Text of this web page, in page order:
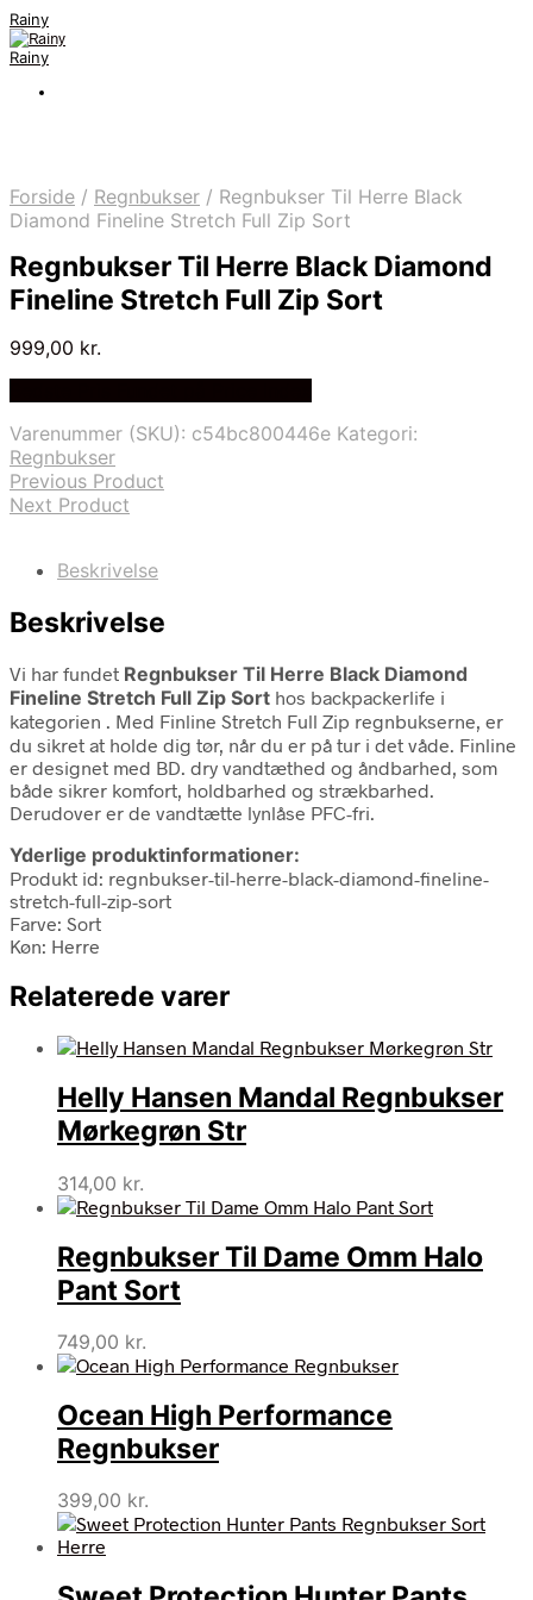
Rainy
Rainy
Forside / Regnbukser / Regnbukser Til Herre Black
Diamond Fineline Stretch Full Zip Sort
Regnbukser Til Herre Black Diamond
Fineline Stretch Full Zip Sort
999,00 kr.
Varenummer (SKU): c54bc800446e Kategori:
Regnbukser
Previous Product
Next Product
Beskrivelse
Beskrivelse
Vi har fundet Regnbukser Til Herre Black Diamond
Fineline Stretch Full Zip Sort hos backpackerlife i
kategorien . Med Finline Stretch Full Zip regnbukserne, er
du sikret at holde dig tør, når du er på tur i det våde. Finline
er designet med BD. dry vandtæthed og åndbarhed, som
både sikrer komfort, holdbarhed og strækbarhed.
Derudover er de vandtætte lynlåse PFC-fri.
Yderlige produktinformationer:
Produkt id: regnbukser-til-herre-black-diamond-fineline-
stretch-full-zip-sort
Farve: Sort
Køn: Herre
Relaterede varer
Helly Hansen Mandal Regnbukser
Mørkegrøn Str
314,00 kr.
Regnbukser Til Dame Omm Halo
Pant Sort
749,00 kr.
Ocean High Performance
Regnbukser
399,00 kr.